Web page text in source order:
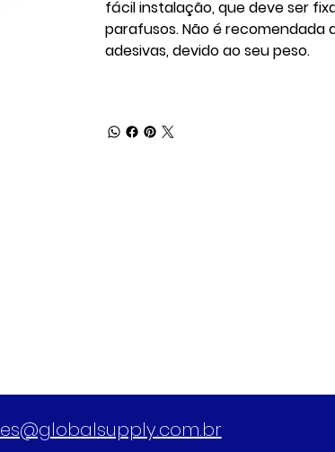
fácil instalação, que deve ser
parafusos. Não é recomendada
adesivas, devido ao seu peso.